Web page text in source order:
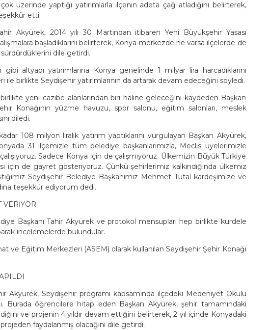
üzerinde yaptığı yatırımlarla ilçenin adeta çağ atladığını belirterek,
etti.
Akyürek, 2014 yılı 30 Martından itibaren Yeni Büyükşehir Yasası
başladıklarını belirterek, Konya merkezde ne varsa ilçelerde de
dile getirdi.
altyapı yatırımlarına Konya genelinde 1 milyar lira harcadıklarını
birlikte Seydişehir yatırımlarının da artarak devam edeceğini söyledi.
yeni cazibe alanlarından biri haline geleceğini kaydeden Başkan
Konağının yüzme havuzu, spor salonu, eğitim salonları, meslek
diledi.
108 milyon liralık yatırım yaptıklarını vurgulayan Başkan Akyürek,
31 ilçemizle tüm belediye başkanlarımızla, Meclis üyelerimizle
Sadece Konya için de çalışmıyoruz. Ülkemizin Büyük Türkiye
için de gayret gösteriyoruz. Çünkü şehirlerimiz kalkındığında ülkemiz
Seydişehir Belediye Başkanımız Mehmet Tutal kardeşimize ve
teşekkür ediyorum dedi.
VERİYOR
Başkanı Tahir Akyürek ve protokol mensupları hep birlikte kurdele
incelemelerde bulundular.
ve Eğitim Merkezleri (ASEM) olarak kullanılan Seydişehir Şehir Konağı
Akyürek, Seydişehir programı kapsamında ilçedeki Medeniyet Okulu
Burada öğrencilere hitap eden Başkan Akyürek, şehir tamamındaki
ve projenin 4 yıldır devam ettiğini belirterek, 2 yıl içinde Konyadaki
faydalanmış olacağını dile getirdi.